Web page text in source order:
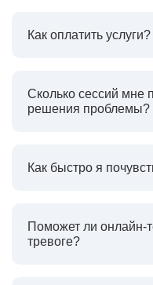
Как оплатить
Сколько сессий мне
решения проблемы?
Как быстро я
Поможет ли онлайн-
тревоге?